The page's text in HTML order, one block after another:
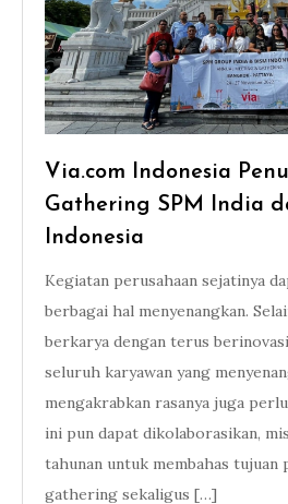
Via.com Indonesia
Gathering SPM India
Indonesia
Kegiatan perusahaan sejatinya
berbagai hal menyenangkan.
berkarya dengan terus
seluruh karyawan yang
mengakrabkan rasanya juga
ini pun dapat dikolaborasikan,
tahunan untuk membahas tujuan
gathering sekaligus […]